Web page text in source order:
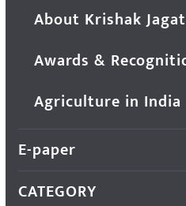
About Krishak Jagat
Awards &
Agriculture in India
E-paper
CATEGORY